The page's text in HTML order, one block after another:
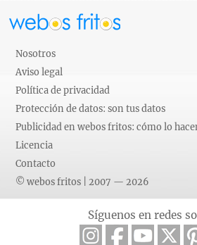
Nosotros
Aviso legal
Política de privacidad
Protección de datos: son tus datos
Publicidad en webos fritos: cómo lo
Licencia
Contacto
© webos fritos | 2007 — 2026
Síguenos en redes